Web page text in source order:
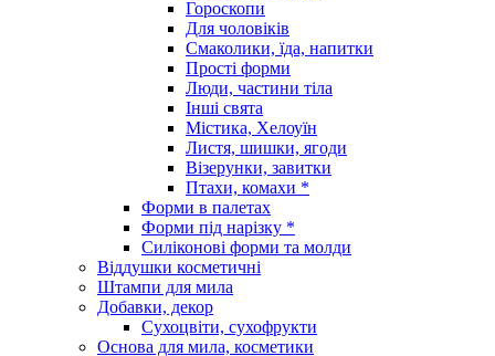
Гороскопи
Для чоловіків
Смаколики, їда, напитки
Прості форми
Люди, частини тіла
Інші свята
Містика, Хелоуїн
Листя, шишки, ягоди
Візерунки, завитки
Птахи, комахи *
Форми в палетах
Форми під нарізку *
Силіконові форми та молди
Віддушки косметичні
Штампи для мила
Добавки, декор
Сухоцвіти, сухофрукти
Основа для мила, косметики